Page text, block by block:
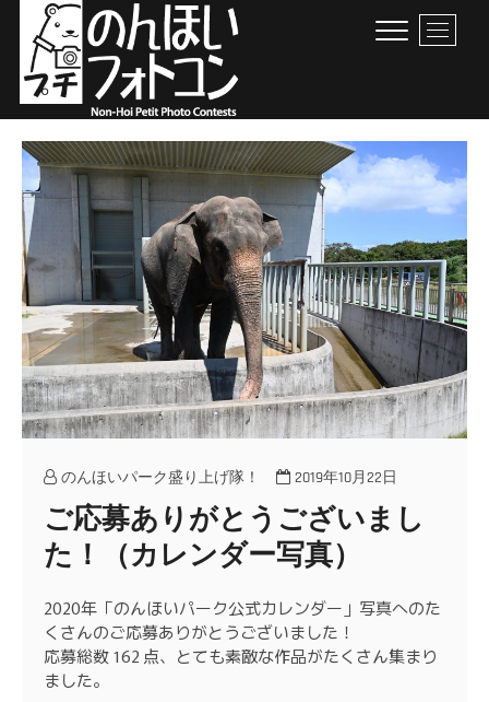
content
のんほいプチフォトコン
M
e
B
t
n
のんほいパーク盛り上げ隊！ 2019年10月22日
ご応募ありがとうございまし
た！（カレンダー写真）
2020年「のんほいパーク公式カレンダー」写真へのた
くさんのご応募ありがとうございました！
応募総数 162 点、とても素敵な作品がたくさん集まり
ました。